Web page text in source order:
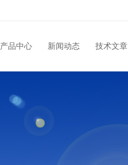
产品中心 新闻动态 技术文章